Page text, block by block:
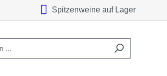
Spitzenweine auf Lager